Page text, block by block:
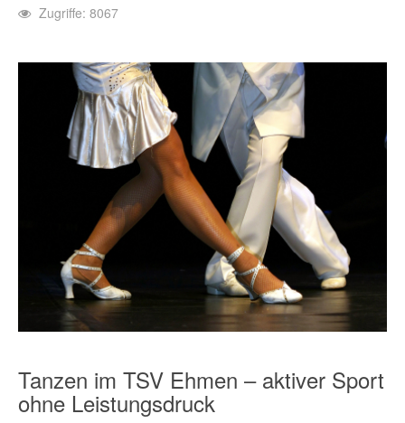
Zugriffe: 8067
Tanzen im TSV Ehmen – aktiver Sport
ohne Leistungsdruck